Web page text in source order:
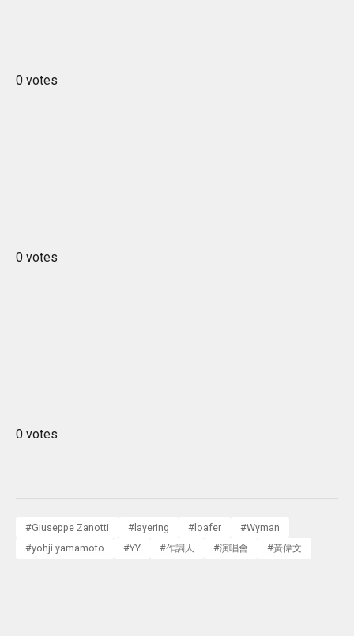
0 votes
0 votes
0 votes
#Giuseppe Zanotti #layering #loafer #Wyman
#yohji yamamoto #YY #作詞人 #演唱會 #黃偉文